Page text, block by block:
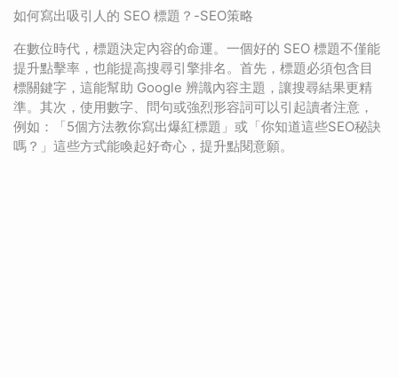
如何寫出吸引人的 SEO 標題？-SEO策略
在數位時代，標題決定內容的命運。一個好的 SEO 標題不僅能
提升點擊率，也能提高搜尋引擎排名。首先，標題必須包含目
標關鍵字，這能幫助 Google 辨識內容主題，讓搜尋結果更精
準。其次，使用數字、問句或強烈形容詞可以引起讀者注意，
例如：「5個方法教你寫出爆紅標題」或「你知道這些SEO秘訣
嗎？」這些方式能喚起好奇心，提升點閱意願。